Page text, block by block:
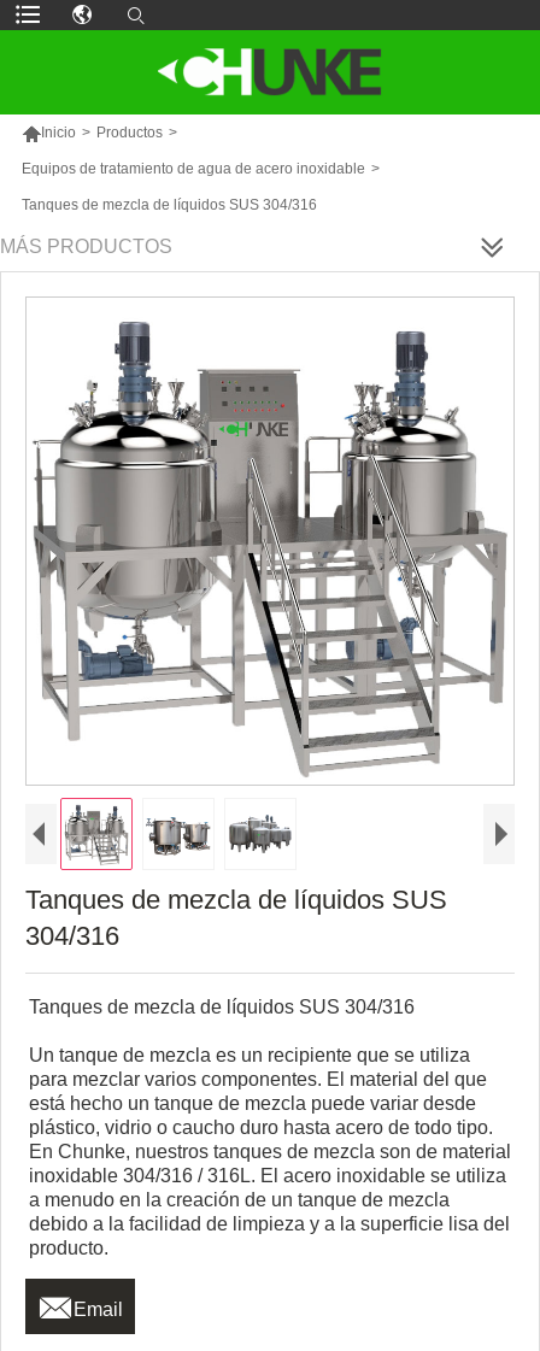
Inicio > Productos >
Equipos de tratamiento de agua de acero inoxidable >
Tanques de mezcla de líquidos SUS 304/316
MÁS PRODUCTOS
Tanques de mezcla de líquidos SUS
304/316
Tanques de mezcla de líquidos SUS 304/316
Un tanque de mezcla es un recipiente que se utiliza
para mezclar varios componentes. El material del que
está hecho un tanque de mezcla puede variar desde
plástico, vidrio o caucho duro hasta acero de todo tipo.
En Chunke, nuestros tanques de mezcla son de material
inoxidable 304/316 / 316L. El acero inoxidable se utiliza
a menudo en la creación de un tanque de mezcla
debido a la facilidad de limpieza y a la superficie lisa del
producto.
 Email